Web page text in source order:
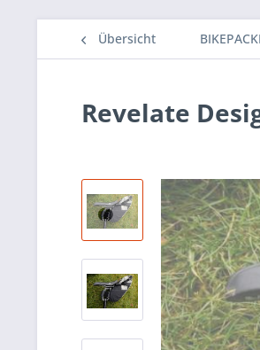
Übersicht
Revelate